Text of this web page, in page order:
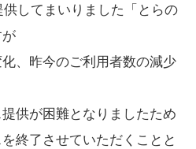
してまいりました「とらの
が
、昨今のご利用者数の減少
供が困難となりましたため
終了させていただくことと